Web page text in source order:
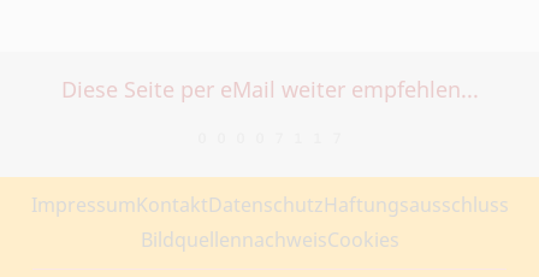
Diese Seite per eMail weiter empfehlen...
ImpressumKontaktDatenschutzHaftungsausschluss
BildquellennachweisCookies